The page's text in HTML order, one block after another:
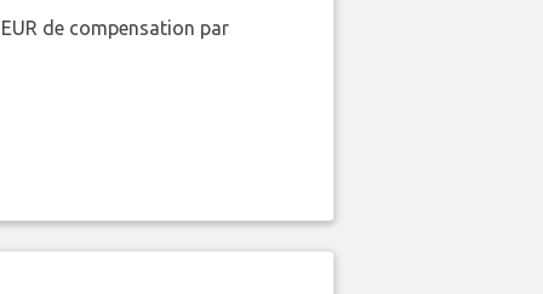
de compensation par